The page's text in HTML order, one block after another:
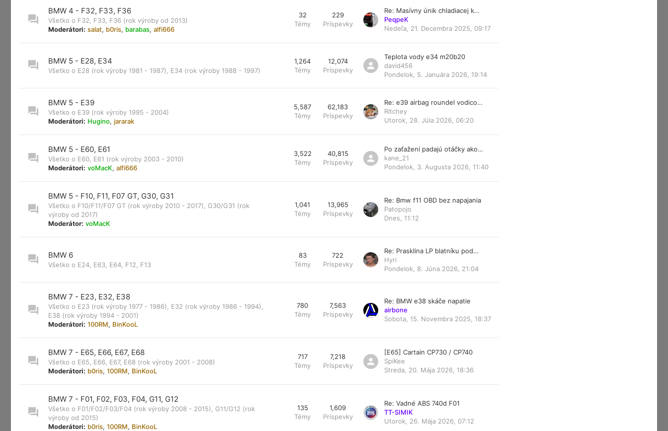
BMW 4 - F32, F33, F36
Všetko o F32, F33, F36 (rok výroby od 2013)
Moderátori: salat, b0ris, barabas, alfi666
32
Témy
229
Príspevky
Re: Masívny únik chladiacej k…
PeqpeK
Nedeľa, 21. Decembra 2025, 09:17
BMW 5 - E28, E34
Všetko o E28 (rok výroby 1981 - 1987), E34 (rok výroby 1988 - 1997)
1,264
Témy
12,074
Príspevky
Teplota vody e34 m20b20
david456
Pondelok, 5. Januára 2026, 19:14
BMW 5 - E39
Všetko o E39 (rok výroby 1995 - 2004)
Moderátori: Hugino, jararak
5,587
Témy
62,183
Príspevky
Re: e39 airbag roundel vodico…
Ritchey
Utorok, 28. Júla 2026, 06:20
BMW 5 - E60, E61
Všetko o E60, E61 (rok výroby 2003 - 2010)
Moderátori: voMacK, alfi666
3,522
Témy
40,815
Príspevky
Po zaťažení padajú otáčky ako…
kane_21
Pondelok, 3. Augusta 2026, 11:40
BMW 5 - F10, F11, F07 GT, G30, G31
Všetko o F10/F11/F07 GT (rok výroby 2010 - 2017), G30/G31 (rok
výroby od 2017)
Moderátor: voMacK
1,041
Témy
13,965
Príspevky
Re: Bmw f11 OBD bez napajania
Patopojo
Dnes, 11:12
BMW 6
Všetko o E24, E63, E64, F12, F13
83
Témy
722
Príspevky
Re: Prasklina LP blatníku pod…
Hyri
Pondelok, 8. Júna 2026, 21:04
BMW 7 - E23, E32, E38
Všetko o E23 (rok výroby 1977 - 1986), E32 (rok výroby 1986 - 1994),
E38 (rok výroby 1994 - 2001)
Moderátori: 100RM, BinKooL
780
Témy
7,563
Príspevky
Re: BMW e38 skáče napatie
airbone
Sobota, 15. Novembra 2025, 18:37
BMW 7 - E65, E66, E67, E68
Všetko o E65, E66, E67, E68 (rok výroby 2001 - 2008)
Moderátori: b0ris, 100RM, BinKooL
717
Témy
7,218
Príspevky
[E65] Cartain CP730 / CP740
SpiKee
Streda, 20. Mája 2026, 18:36
BMW 7 - F01, F02, F03, F04, G11, G12
Všetko o F01/F02/F03/F04 (rok výroby 2008 - 2015), G11/G12 (rok
výroby od 2015)
Moderátori: b0ris, 100RM, BinKooL
135
Témy
1,609
Príspevky
Re: Vadné ABS 740d F01
TT-SIMIK
Utorok, 26. Mája 2026, 07:12